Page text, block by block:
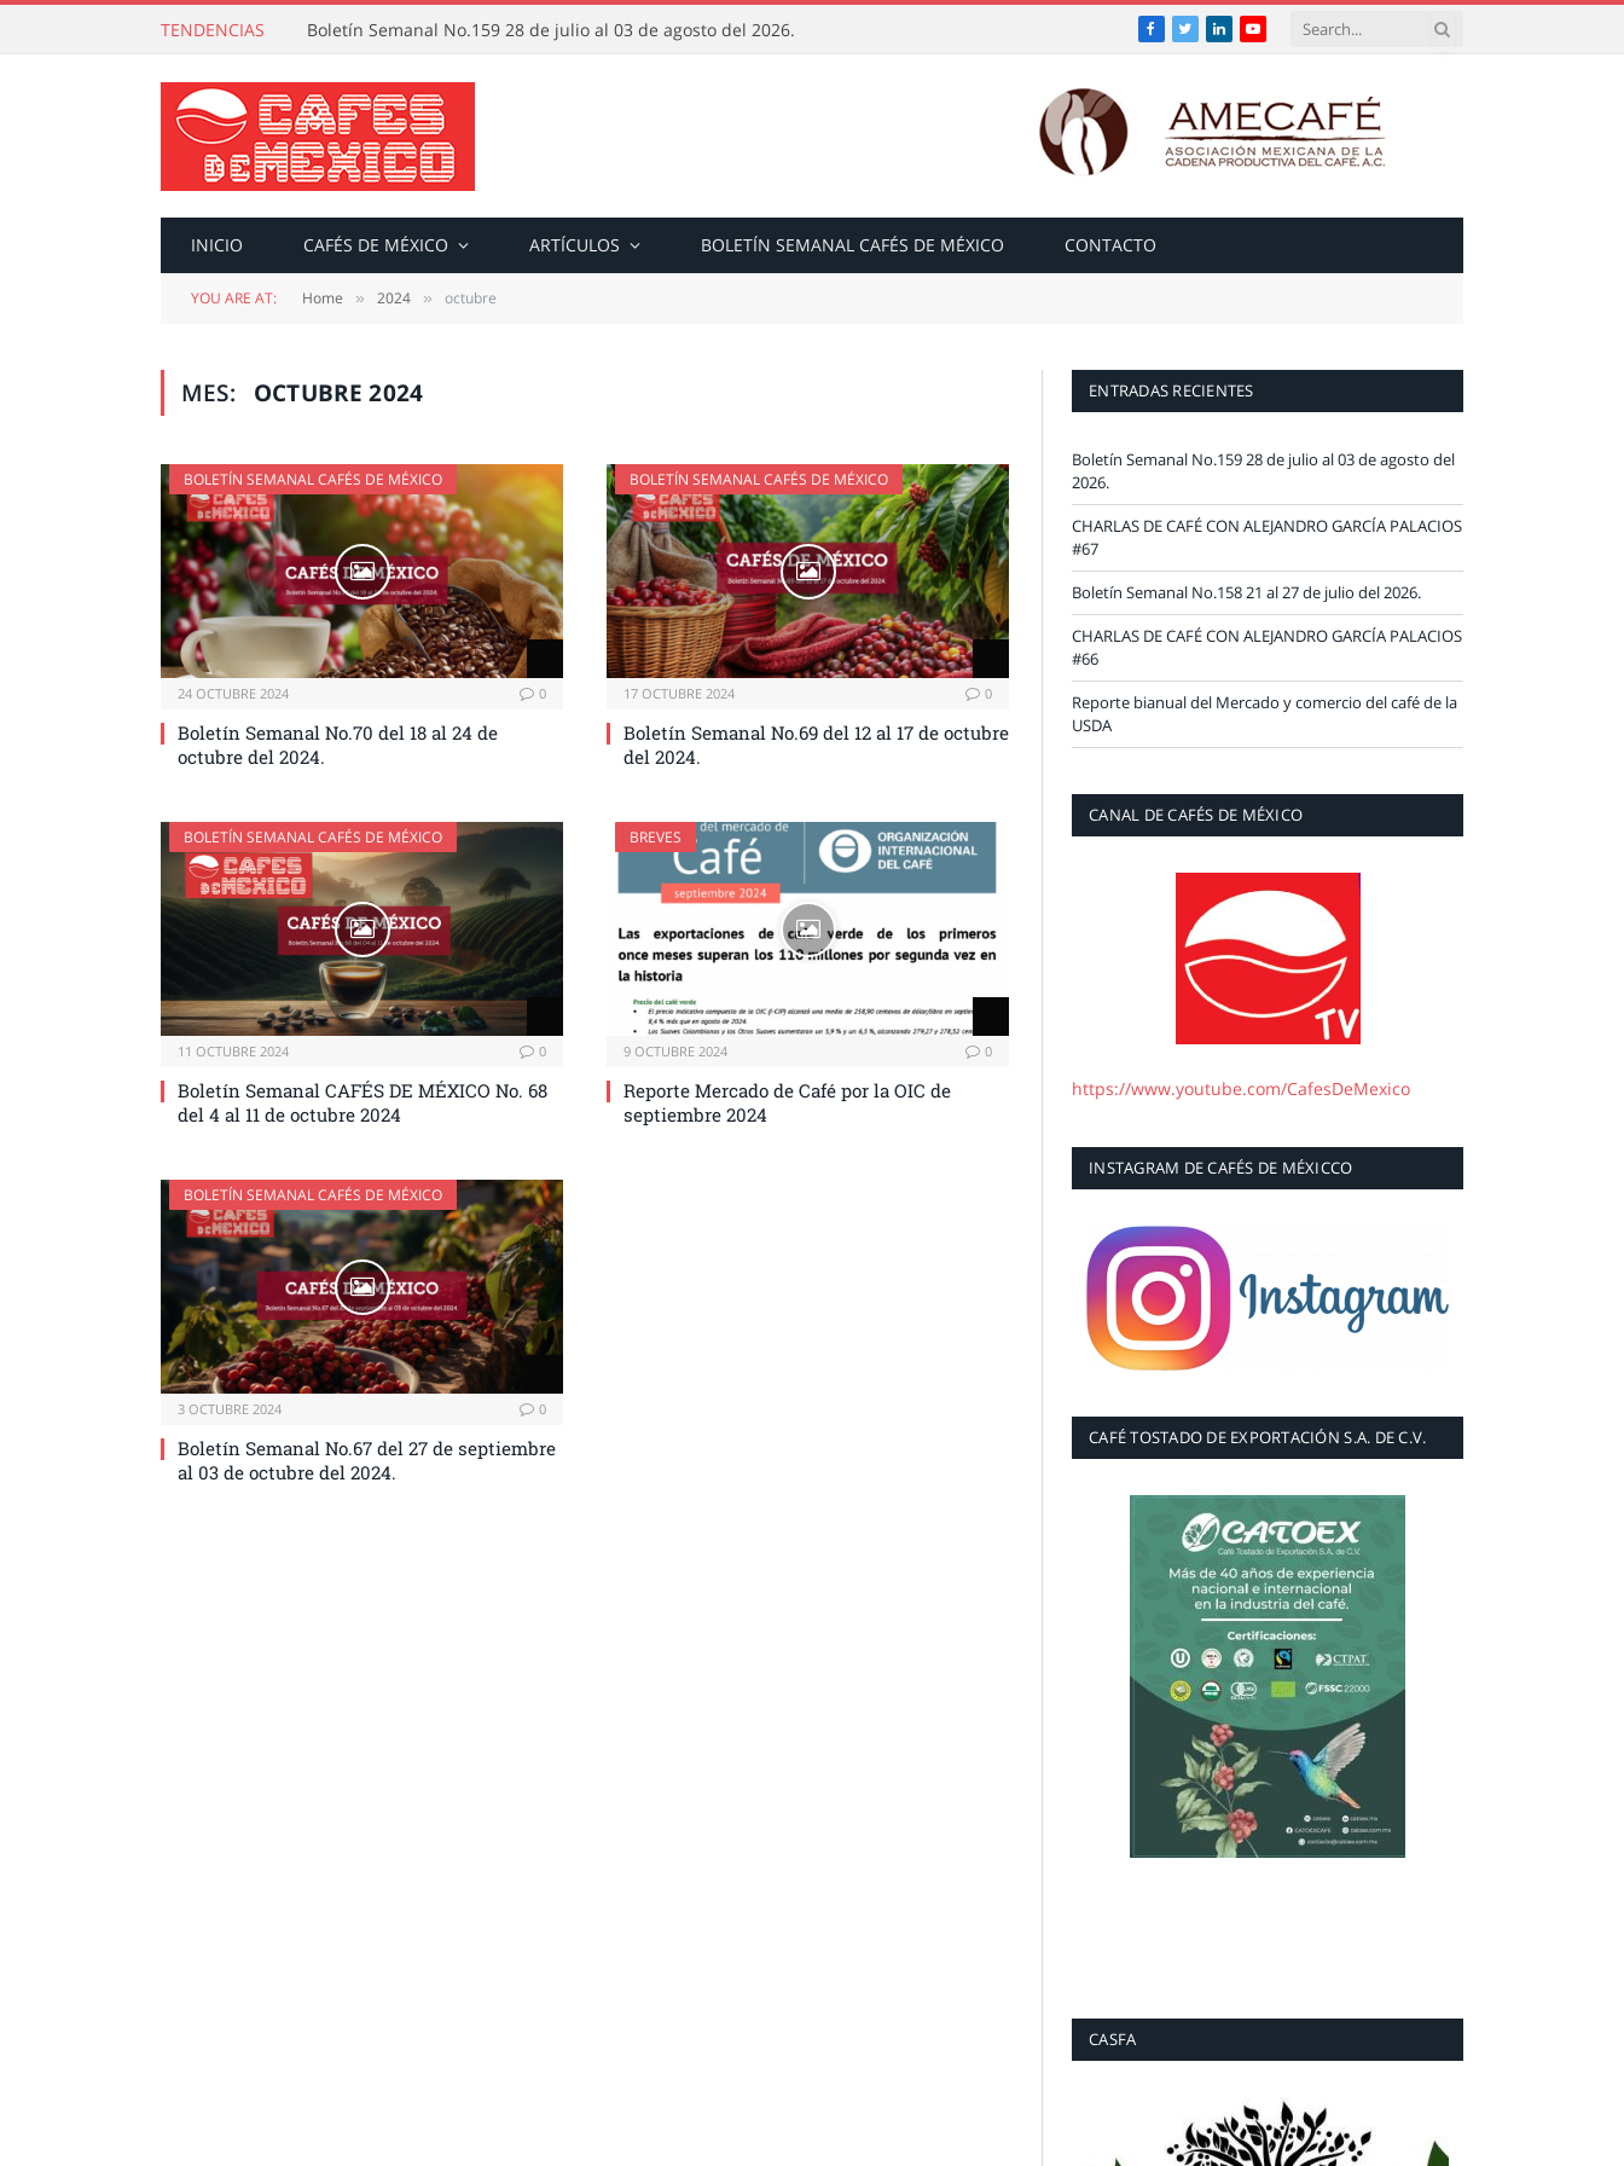
TENDENCIAS Boletín Semanal No.159 28 de julio al 03 de agosto del 2026. Facebook
TwitterLinkedInYouTube
INICIO CAFÉS DE MÉXICO ARTÍCULOS BOLETÍN SEMANAL CAFÉS DE MÉXICO CONTACTO
YOU ARE AT: Home » 2024 » octubre
MES: OCTUBRE 2024
BOLETÍN SEMANAL CAFÉS DE MÉXICO
24 OCTUBRE 2024 0
Boletín Semanal No.70 del 18 al 24 de
octubre del 2024.
BOLETÍN SEMANAL CAFÉS DE MÉXICO
17 OCTUBRE 2024 0
Boletín Semanal No.69 del 12 al 17 de octubre
del 2024.
BOLETÍN SEMANAL CAFÉS DE MÉXICO
11 OCTUBRE 2024 0
Boletín Semanal CAFÉS DE MÉXICO No. 68
del 4 al 11 de octubre 2024
BREVES
9 OCTUBRE 2024 0
Reporte Mercado de Café por la OIC de
septiembre 2024
BOLETÍN SEMANAL CAFÉS DE MÉXICO
3 OCTUBRE 2024 0
Boletín Semanal No.67 del 27 de septiembre
al 03 de octubre del 2024.
ENTRADAS RECIENTES
Boletín Semanal No.159 28 de julio al 03 de agosto del
2026.
CHARLAS DE CAFÉ CON ALEJANDRO GARCÍA PALACIOS
#67
Boletín Semanal No.158 21 al 27 de julio del 2026.
CHARLAS DE CAFÉ CON ALEJANDRO GARCÍA PALACIOS
#66
Reporte bianual del Mercado y comercio del café de la
USDA
CANAL DE CAFÉS DE MÉXICO
https://www.youtube.com/CafesDeMexico
INSTAGRAM DE CAFÉS DE MÉXICCO
CAFÉ TOSTADO DE EXPORTACIÓN S.A. DE C.V.
CASFA